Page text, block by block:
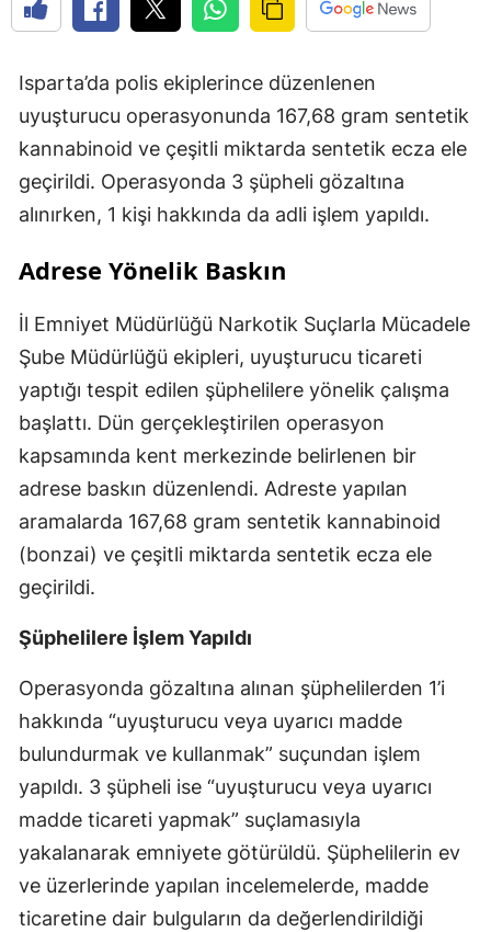
Isparta’da polis ekiplerince düzenlenen
uyuşturucu operasyonunda 167,68 gram sentetik
kannabinoid ve çeşitli miktarda sentetik ecza ele
geçirildi. Operasyonda 3 şüpheli gözaltına
alınırken, 1 kişi hakkında da adli işlem yapıldı.
Adrese Yönelik Baskın
İl Emniyet Müdürlüğü Narkotik Suçlarla Mücadele
Şube Müdürlüğü ekipleri, uyuşturucu ticareti
yaptığı tespit edilen şüphelilere yönelik çalışma
başlattı. Dün gerçekleştirilen operasyon
kapsamında kent merkezinde belirlenen bir
adrese baskın düzenlendi. Adreste yapılan
aramalarda 167,68 gram sentetik kannabinoid
(bonzai) ve çeşitli miktarda sentetik ecza ele
geçirildi.
Şüphelilere İşlem Yapıldı
Operasyonda gözaltına alınan şüphelilerden 1’i
hakkında “uyuşturucu veya uyarıcı madde
bulundurmak ve kullanmak” suçundan işlem
yapıldı. 3 şüpheli ise “uyuşturucu veya uyarıcı
madde ticareti yapmak” suçlamasıyla
yakalanarak emniyete götürüldü. Şüphelilerin ev
ve üzerlerinde yapılan incelemelerde, madde
ticaretine dair bulguların da değerlendirildiği